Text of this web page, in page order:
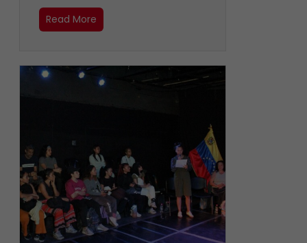
Read More